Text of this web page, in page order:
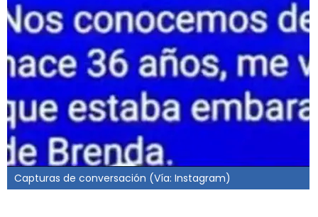
Capturas de conversación (Vía: Instagram)